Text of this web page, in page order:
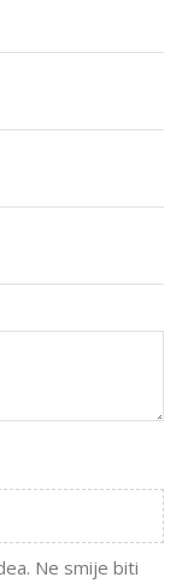
Ne smije biti